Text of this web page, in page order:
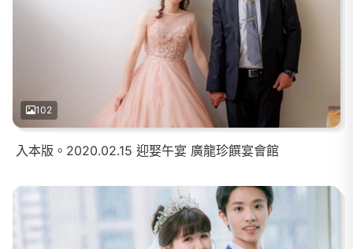
102
入本版。2020.02.15 迎娶午宴 廣龍珍饌宴會館